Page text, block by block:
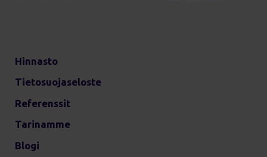
Hinnasto
Tietosuojaseloste
Referenssit
Tarinamme
Blogi